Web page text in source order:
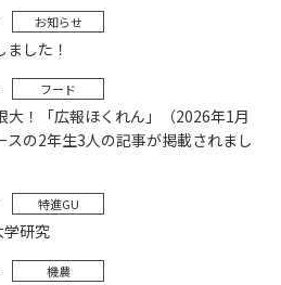
お知らせ
した！
フード
大！「広報ほくれん」（2026年1月
の2年生3人の記事が掲載されまし
特進GU
学研究
機農